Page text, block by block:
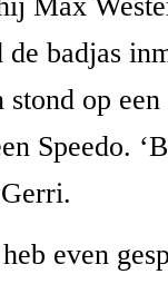
badjas
op
Speedo.
even